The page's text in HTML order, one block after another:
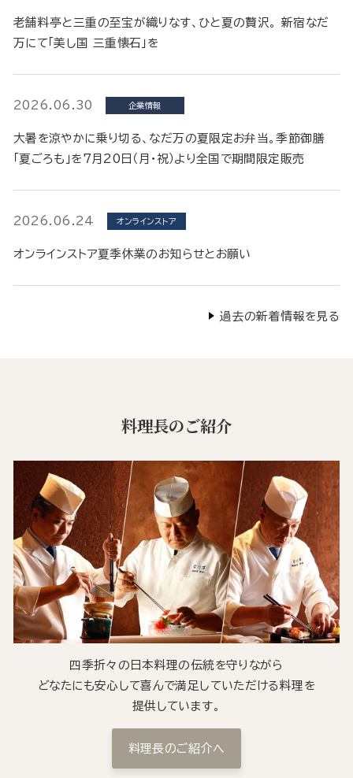
老舗料亭と三重の至宝が織りなす、ひと夏の贅沢。 新宿なだ
万にて「美し国 三重懐石」を
2026.06.30 企業情報
大暑を涼やかに乗り切る、なだ万の夏限定お弁当。季節御膳
「夏ごろも」を7月20日（月・祝）より全国で期間限定販売
2026.06.24 オンラインストア
オンラインストア夏季休業のお知らせとお願い
過去の新着情報を見る
料理長のご紹介
四季折々の日本料理の伝統を守りながら
どなたにも安心して喜んで満足していただける料理を
提供しています。
料理長のご紹介へ